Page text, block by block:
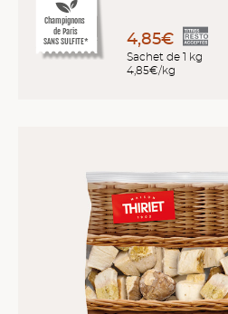
Champignons
de Paris
SANS SULFITE* 4,85€
Sachet de 1 kg
4,85€/kg